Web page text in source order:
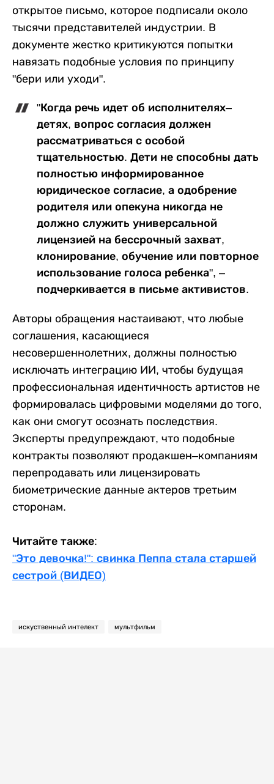
открытое письмо, которое подписали около
тысячи представителей индустрии. В
документе жестко критикуются попытки
навязать подобные условия по принципу
"бери или уходи".
"Когда речь идет об исполнителях–
детях, вопрос согласия должен
рассматриваться с особой
тщательностью. Дети не способны дать
полностью информированное
юридическое согласие, а одобрение
родителя или опекуна никогда не
должно служить универсальной
лицензией на бессрочный захват,
клонирование, обучение или повторное
использование голоса ребенка", –
подчеркивается в письме активистов.
Авторы обращения настаивают, что любые
соглашения, касающиеся
несовершеннолетних, должны полностью
исключать интеграцию ИИ, чтобы будущая
профессиональная идентичность артистов не
формировалась цифровыми моделями до того,
как они смогут осознать последствия.
Эксперты предупреждают, что подобные
контракты позволяют продакшен–компаниям
перепродавать или лицензировать
биометрические данные актеров третьим
сторонам.
Читайте также:
"Это девочка!": свинка Пеппа стала старшей
сестрой (ВИДЕО)
искуственный интелект мультфильм